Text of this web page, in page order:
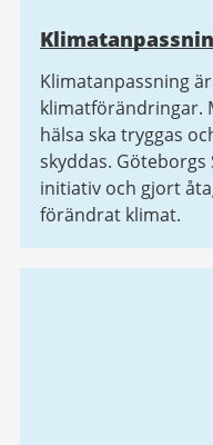
Klimatanpassning
klimatförändringar.
hälsa ska tryggas
skyddas.
initiativ och gjort
förändrat klimat.